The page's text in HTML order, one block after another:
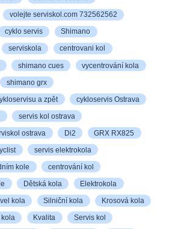
volejte serviskol.com 732562562
cyklo servis Shimano
serviskola centrovani kol
shimano cues vycentrování kola
shimano grx
a zpět cykloservis Ostrava
servis kol ostrava
ostrava Di2 GRX RX825
servis elektrokola
kole centrování kol
Dětská kola Elektrokola
kola Silniční kola Krosová kola
Kvalita Servis kol